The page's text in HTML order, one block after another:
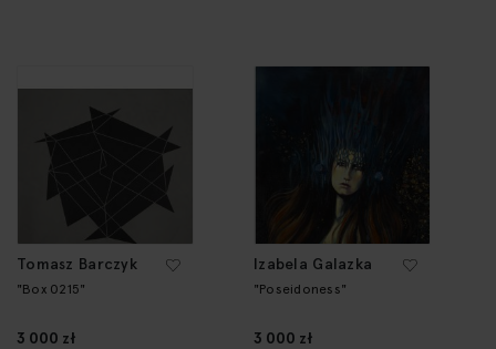
Tomasz Barczyk
"Box 0215"
3 000 zł
Izabela Galazka
"Poseidoness"
3 000 zł